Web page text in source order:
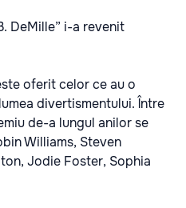
DeMille” i-a revenit
oferit celor ce au o
divertismentului. Între
de-a lungul anilor se
Williams, Steven
Jodie Foster, Sophia